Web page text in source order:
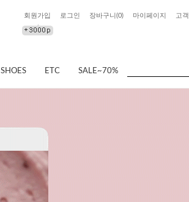
회원가입 로그인 장바구니(0) 마이페이지 고
SHOES ETC SALE~70%